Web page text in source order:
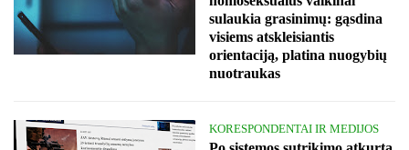
sulaukia grasinimų: gąsdina
visiems atskleisiantis
orientaciją, platina nuogybių
nuotraukas
KORESPONDENTAI IR MEDIJOS